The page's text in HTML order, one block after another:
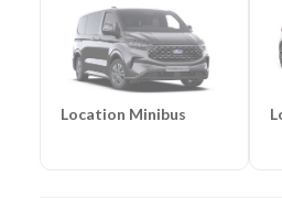
Location Minibus